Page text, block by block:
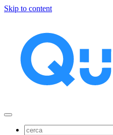
Skip to content